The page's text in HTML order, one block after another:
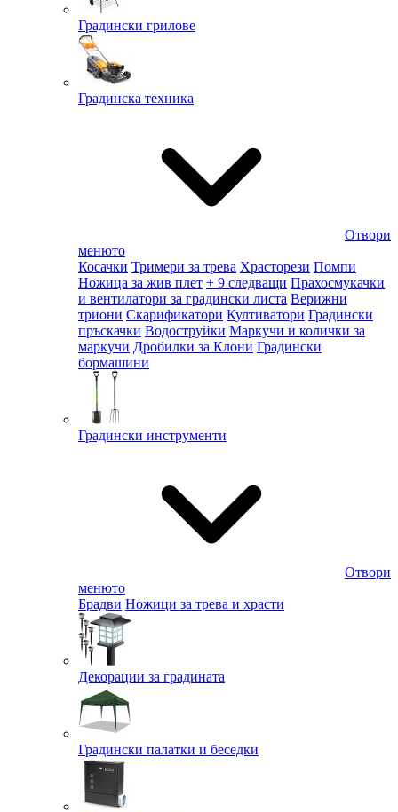
Градински грилове
Градинска техника
Отвори
менюто
Косачки Тримери за трева Храсторези Помпи
Ножица за жив плет + 9 следващи Прахосмукачки
и вентилатори за градински листа Верижни
триони Скарификатори Култиватори Градински
пръскачки Водоструйки Маркучи и колички за
маркучи Дробилки за Клони Градински
бормашини
Градински инструменти
Отвори
менюто
Брадви Ножици за трева и храсти
Декорации за градината
Градински палатки и беседки